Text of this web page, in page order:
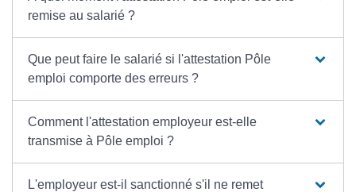
remise au salarié ?
Que peut faire le salarié si l'attestation Pôle
emploi comporte des erreurs ?
Comment l'attestation employeur est-elle
transmise à Pôle emploi ?
L'employeur est-il sanctionné s'il ne remet